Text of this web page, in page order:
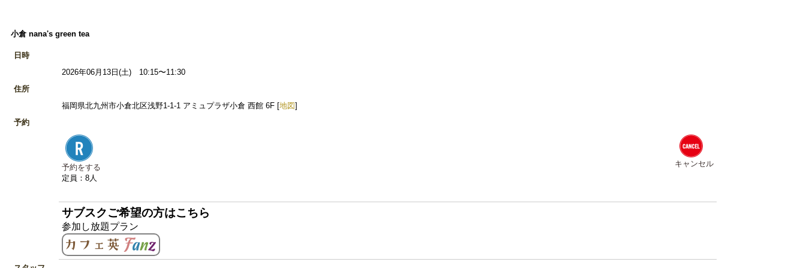
小倉 nana's green tea
日時
2026年06月13日(土) 10:15〜11:30
住所
福岡県北九州市小倉北区浅野1-1-1 アミュプラザ小倉 西館 6F [地図]
予約
予約をする
定員：8人
キャンセル
サブスクご希望の方はこちら
参加し放題プラン